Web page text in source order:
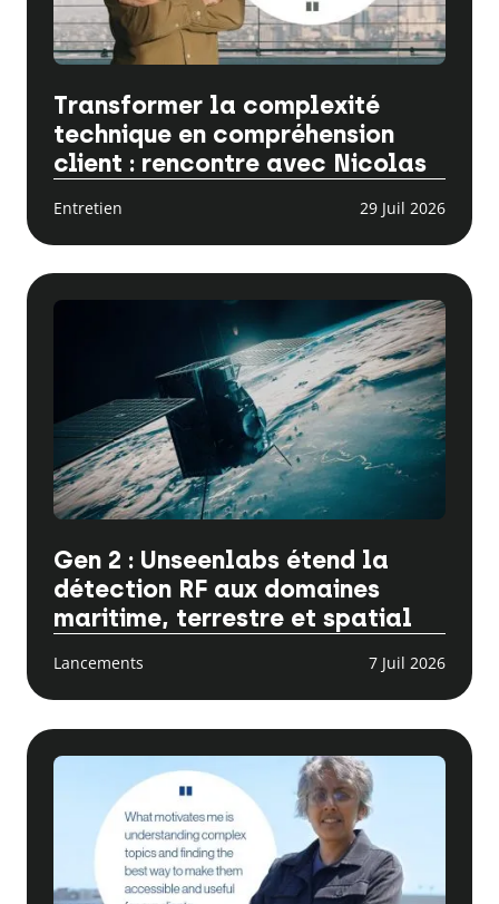
Transformer la complexité
technique en compréhension
client : rencontre avec Nicolas
Entretien 29 Juil 2026
Gen 2 : Unseenlabs étend la
détection RF aux domaines
maritime, terrestre et spatial
Lancements 7 Juil 2026